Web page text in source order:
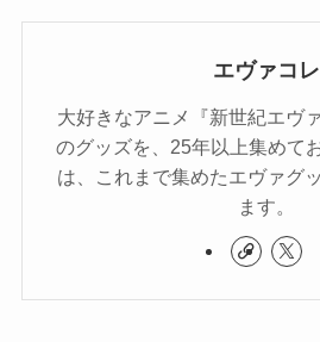
エヴァコレ
大好きなアニメ『新世紀エヴ
のグッズを、25年以上集めて
は、これまで集めたエヴァグ
ます。